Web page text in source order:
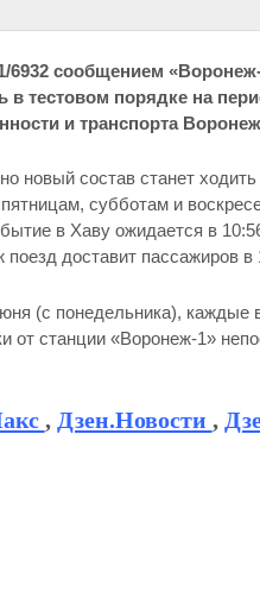
6932 сообщением
тестовом порядке на
и транспорта
новый состав станет
субботам и
в Хаву ожидается в
доставит пассажиров в
(с понедельника), каждые
от станции «Воронеж-1»
, Дзен.Новости ,